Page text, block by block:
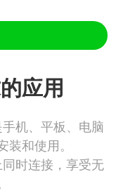
应用
机、平板、电脑
和使用。
时连接，享受无